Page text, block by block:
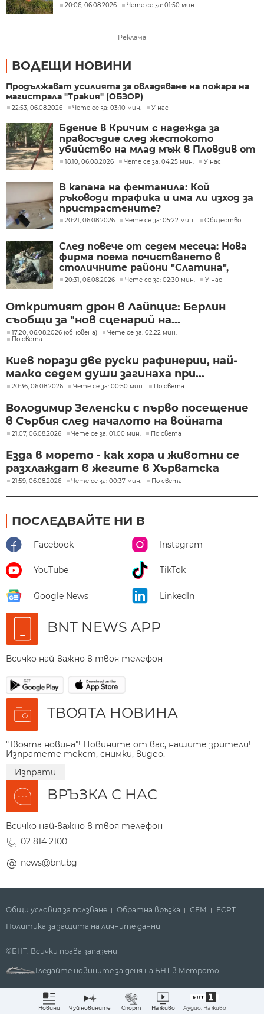
20:06, 06.08.2026 Чете се за: 01:50 мин.
Реклама
ВОДЕЩИ НОВИНИ
Продължават усилията за овладяване на пожара на
магистрала "Тракия" (ОБЗОР)
22:53, 06.08.2026 Чете се за: 03:10 мин. У нас
Бдение в Кричим с надежда за
правосъдие след жестокото
убийство на млад мъж в Пловдив от
тийнейджъри
18:10, 06.08.2026 Чете се за: 04:25 мин. У нас
В капана на фентанила: Кой
ръководи трафика и има ли изход за
пристрастените?
20:21, 06.08.2026 Чете се за: 05:22 мин. Общество
След повече от седем месеца: Нова
фирма поема почистването в
столичните райони "Слатина",
"Подуяне" и "Изгрев"
20:31, 06.08.2026 Чете се за: 02:30 мин. У нас
Откритият дрон в Лайпциг: Берлин
съобщи за "нов сценарий на...
17:20, 06.08.2026 (обновена)
Чете се за: 02:22 мин.
По света
Киев порази две руски рафинерии, най-
малко седем души загинаха при...
20:36, 06.08.2026 Чете се за: 00:50 мин. По света
Володимир Зеленски с първо посещение
в Сърбия след началото на войната
21:07, 06.08.2026 Чете се за: 01:00 мин. По света
Езда в морето - как хора и животни се
разхлаждат в жегите в Хърватска
21:59, 06.08.2026 Чете се за: 00:37 мин. По света
ПОСЛЕДВАЙТЕ НИ В
Facebook Instagram
YouTube TikTok
Google News LinkedIn
BNT NEWS APP
Всичко най-важно в твоя телефон
ТВОЯТА НОВИНА
"Твоята новина"! Новините от вас, нашите зрители!
Изпратете текст, снимки, видео.
Изпрати
ВРЪЗКА С НАС
Всичко най-важно в твоя телефон
02 814 2100
news@bnt.bg
Новини Чуй новините Спорт На живо Аудио: На живо
Общи условия за ползване Обратна връзка СЕМ
ECPT
Политика за защита на личните данни
©БНТ. Всички права запазени
Гледайте новините за деня на БНТ в Метрото